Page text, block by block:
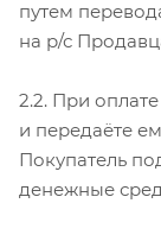
путем
на р/с
2.2. При
и передаёте
Покупатель
денежные